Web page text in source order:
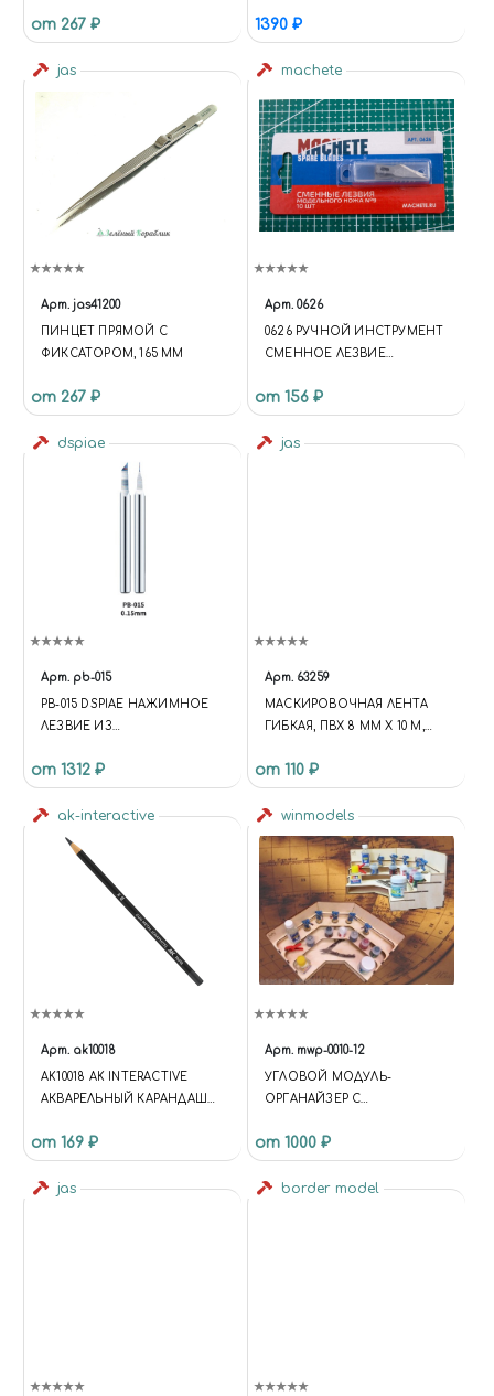
от 267 ₽
МЯГКИМ ПЛАСТИКОМ
НОВИНКИ 2020-2021
1390 ₽
jas
Арт. jas41200
ПИНЦЕТ ПРЯМОЙ С
ФИКСАТОРОМ, 165 ММ
от 267 ₽
machete
Арт. 0626
0626 РУЧНОЙ ИНСТРУМЕНТ
СМЕННОЕ ЛЕЗВИЕ
ШТ
от 156 ₽
dspiae
Арт. pb-015
PB-015 DSPIAE НАЖИМНОЕ
ЛЕЗВИЕ ИЗ
ММ
от 1312 ₽
jas
Арт. 63259
МАСКИРОВОЧНАЯ ЛЕНТА
ГИБКАЯ, ПВХ 8 ММ Х 10 М,
от 110 ₽
ak-interactive
Арт. ak10018
AK10018 AK INTERACTIVE
АКВАРЕЛЬНЫЙ КАРАНДАШ
(ГРАФИТ)" / WATERCOLOR
PENCIL GUN METAL
(GRAPHITE)
от 169 ₽
winmodels
Арт. mwp-0010-12
УГЛОВОЙ МОДУЛЬ-
ОРГАНАЙЗЕР С
от 1000 ₽
jas border model